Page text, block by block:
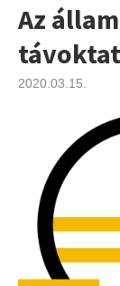
Az
2020.03.15.